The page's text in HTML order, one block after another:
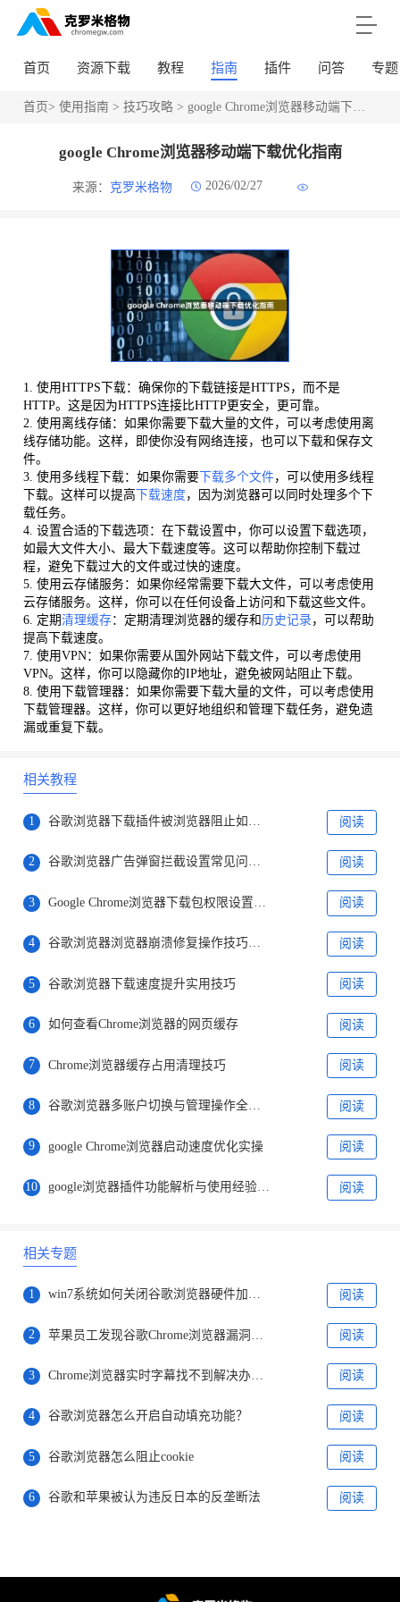
首页 资源下载 教程 指南 插件 问答 专题
首页> 使用指南 > 技巧攻略> google Chrome浏览器移动端下载优化指南
google Chrome浏览器移动端下载优化指南
来源： 克罗米格物 2026/02/27
1. 使用HTTPS下载：确保你的下载链接是HTTPS，而不是
HTTP。这是因为HTTPS连接比HTTP更安全，更可靠。
2. 使用离线存储：如果你需要下载大量的文件，可以考虑使用离
线存储功能。这样，即使你没有网络连接，也可以下载和保存文
件。
3. 使用多线程下载：如果你需要 下载多个文件，可以使用多线程
下载。这样可以提高 下载速度 ，因为浏览器可以同时处理多个下
载任务。
4. 设置合适的下载选项：在下载设置中，你可以设置下载选项，
如最大文件大小、最大下载速度等。这可以帮助你控制下载过
程，避免下载过大的文件或过快的速度。
5. 使用云存储服务：如果你经常需要下载大文件，可以考虑使用
云存储服务。这样，你可以在任何设备上访问和下载这些文件。
6. 定期清理缓存：定期清理浏览器的缓存和 历史记录 ，可以帮助
提高下载速度。
7. 使用VPN：如果你需要从国外网站下载文件，可以考虑使用
VPN。这样，你可以隐藏你的IP地址，避免被网站阻止下载。
8. 使用下载管理器：如果你需要下载大量的文件，可以考虑使用
下载管理器。这样，你可以更好地组织和管理下载任务，避免遗
漏或重复下载。
相关教程
1 谷歌浏览器下载插件被浏览器阻止如何允许 阅读
2 谷歌浏览器广告弹窗拦截设置常见问题及解决方法详解 阅读
3 阅读
4 谷歌浏览器浏览器崩溃修复操作技巧指南 阅读
5 谷歌浏览器下载速度提升实用技巧 阅读
6 如何查看Chrome浏览器的网页缓存 阅读
7 Chrome浏览器缓存占用清理技巧 阅读
8 谷歌浏览器多账户切换与管理操作全流程 阅读
9 google Chrome浏览器启动速度优化实操 阅读
10 google浏览器插件功能解析与使用经验分享 阅读
相关专题
1 win7系统如何关闭谷歌浏览器硬件加速功能 阅读
2 阅读
3 阅读
4 谷歌浏览器怎么开启自动填充功能？ 阅读
5 谷歌浏览器怎么阻止cookie 阅读
6 谷歌和苹果被认为违反日本的反垄断法 阅读